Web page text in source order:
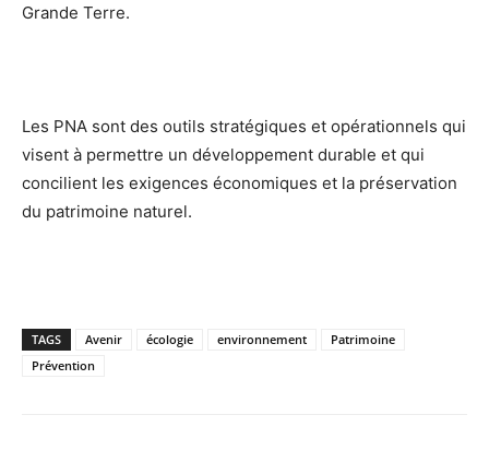
Grande Terre.
Les PNA sont des outils stratégiques et opérationnels qui
visent à permettre un développement durable et qui
concilient les exigences économiques et la préservation
du patrimoine naturel.
TAGS Avenir écologie environnement
Patrimoine
Prévention